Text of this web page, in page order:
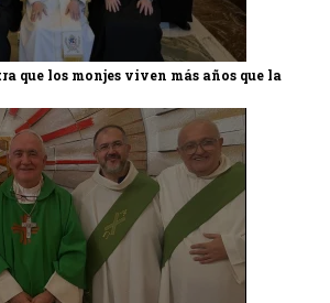
que los monjes viven más años que la